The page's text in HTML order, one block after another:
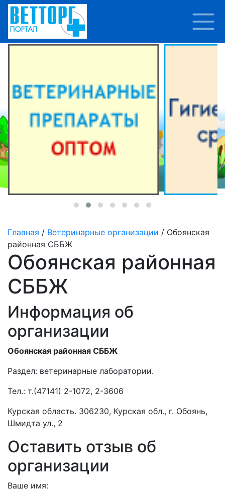
Главная / Ветеринарные организации / Обоянская
районная СББЖ
Обоянская районная
СББЖ
Информация об
организации
Обоянская районная СББЖ
Раздел: ветеринарные лаборатории.
Тел.: т.(47141) 2-1072, 2-3606
Курская область. 306230, Курская обл., г. Обоянь,
Шмидта ул., 2
Оставить отзыв об
организации
Ваше имя: